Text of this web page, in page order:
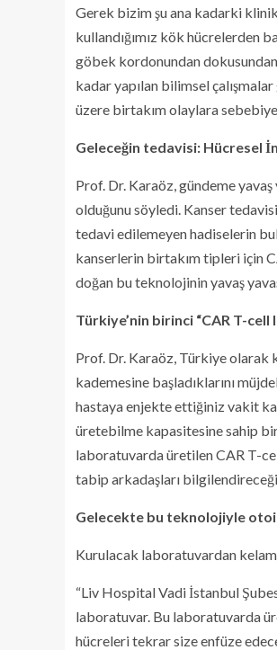
Gerek bizim şu ana kadarki
kullandığımız kök hücrelerden
göbek kordonundan
kadar yapılan bilimsel
üzere birtakım olaylara
Geleceğin tedavisi: Hücresel
Prof. Dr. Karaöz, gündeme
olduğunu söyledi. Kanser
tedavi edilemeyen hadiselerin
kanserlerin birtakım tipleri için
doğan bu teknolojinin yavaş
Türkiye’nin birinci “CAR T-
Prof. Dr. Karaöz, Türkiye olarak
kademesine başladıklarını
hastaya enjekte ettiğiniz vakit
üretebilme kapasitesine sahip
laboratuvarda üretilen CAR T-
tabip arkadaşları
Gelecekte bu teknolojiyle
Kurulacak laboratuvardan
“Liv Hospital Vadi İstanbul
laboratuvar. Bu laboratuvarda
hücreleri tekrar size enfüze